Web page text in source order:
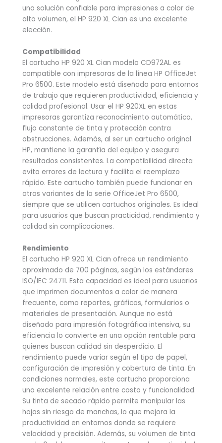
una solución confiable para impresiones a color de
alto volumen, el HP 920 XL Cian es una excelente
elección.
Compatibilidad
El cartucho HP 920 XL Cian modelo CD972AL es
compatible con impresoras de la línea HP OfficeJet
Pro 6500. Este modelo está diseñado para entornos
de trabajo que requieren productividad, eficiencia y
calidad profesional. Usar el HP 920XL en estas
impresoras garantiza reconocimiento automático,
flujo constante de tinta y protección contra
obstrucciones. Además, al ser un cartucho original
HP, mantiene la garantía del equipo y asegura
resultados consistentes. La compatibilidad directa
evita errores de lectura y facilita el reemplazo
rápido. Este cartucho también puede funcionar en
otras variantes de la serie OfficeJet Pro 6500,
siempre que se utilicen cartuchos originales. Es ideal
para usuarios que buscan practicidad, rendimiento y
calidad sin complicaciones.
Rendimiento
El cartucho HP 920 XL Cian ofrece un rendimiento
aproximado de 700 páginas, según los estándares
ISO/IEC 24711. Esta capacidad es ideal para usuarios
que imprimen documentos a color de manera
frecuente, como reportes, gráficos, formularios o
materiales de presentación. Aunque no está
diseñado para impresión fotográfica intensiva, su
eficiencia lo convierte en una opción rentable para
quienes buscan calidad sin desperdicio. El
rendimiento puede variar según el tipo de papel,
configuración de impresión y cobertura de tinta. En
condiciones normales, este cartucho proporciona
una excelente relación entre costo y funcionalidad.
Su tinta de secado rápido permite manipular las
hojas sin riesgo de manchas, lo que mejora la
productividad en entornos donde se requiere
velocidad y precisión. Además, su volumen de tinta